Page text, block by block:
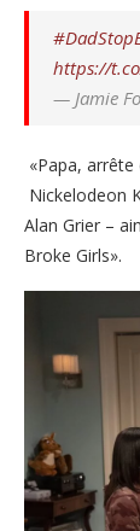
https://
— Jamie
«Papa,
Nickelodeon
Alan Grier –
Broke Girls».